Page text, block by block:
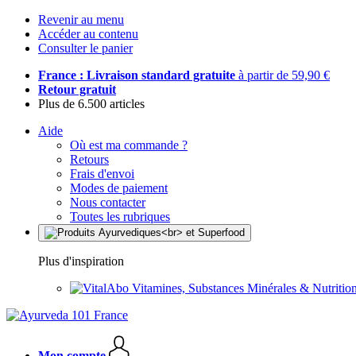
Revenir au menu
Accéder au contenu
Consulter le panier
France : Livraison standard gratuite à partir de 59,90 €
Retour gratuit
Plus de 6.500 articles
Aide
Où est ma commande ?
Retours
Frais d'envoi
Modes de paiement
Nous contacter
Toutes les rubriques
Plus d'inspiration
Vitamines, Substances Minérales &